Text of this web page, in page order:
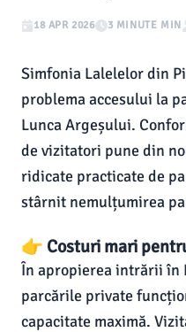
18 APR 2026 3 MINUTE MIN
Simfonia Lalelelor din
problema accesului la
Lunca Argeșului.
de vizitatori pune din
ridicate practicate de
stârnit nemulțumirea
👉 Costuri mari
În apropierea intrării în
parcările private
capacitate maximă.